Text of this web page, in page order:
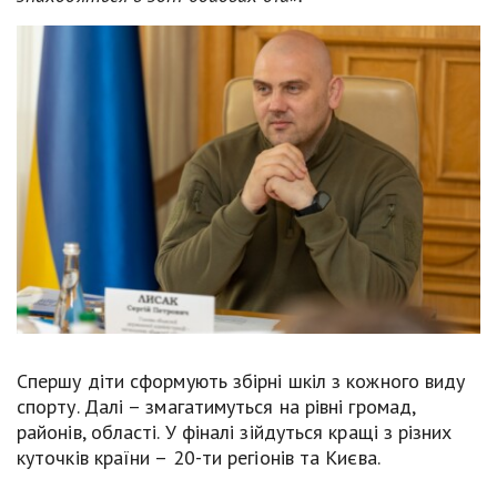
Спершу діти сформують збірні шкіл з кожного виду
спорту. Далі – змагатимуться на рівні громад,
районів, області. У фіналі зійдуться кращі з різних
куточків країни – 20-ти регіонів та Києва.